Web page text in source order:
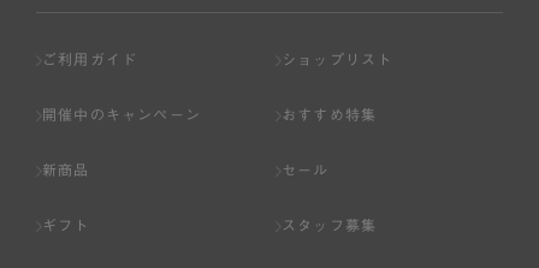
ご利用ガイド ショップリスト
開催中のキャンペーン おすすめ特集
新商品 セール
ギフト スタッフ募集